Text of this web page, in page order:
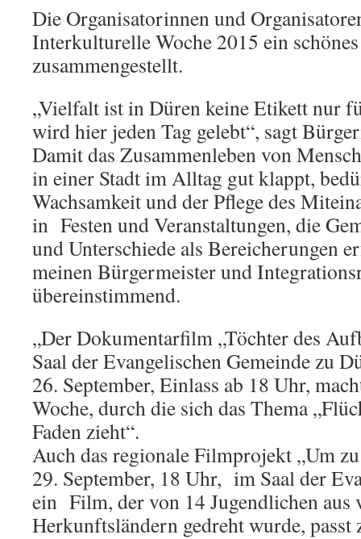
Die Organisatorinnen und
Interkulturelle Woche 2015 ein
zusammengestellt.
„Vielfalt ist in Düren keine Etikett nur
wird hier jeden Tag gelebt“, sagt
Damit das Zusammenleben von
in einer Stadt im Alltag gut klappt,
Wachsamkeit und der Pflege des
in Festen und Veranstaltungen, die
und Unterschiede als Bereicherungen
meinen Bürgermeister und
übereinstimmend.
„Der Dokumentarfilm „Töchter des
Saal der Evangelischen Gemeinde zu
26. September, Einlass ab 18 Uhr,
Woche, durch die sich das Thema
Faden zieht“.
Auch das regionale Filmprojekt „Um
29. September, 18 Uhr, im Saal der
ein Film, der von 14 Jugendlichen aus
Herkunftsländern gedreht wurde, passt